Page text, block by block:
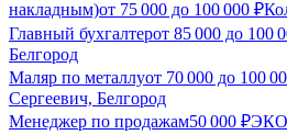
накладным)от 75 000 до 100 000 ₽
Главный бухгалтерот 85 000 до 100
Белгород
Маляр по металлуот 70 000 до 100
Сергеевич, Белгород
Менеджер по продажам50 000 ₽